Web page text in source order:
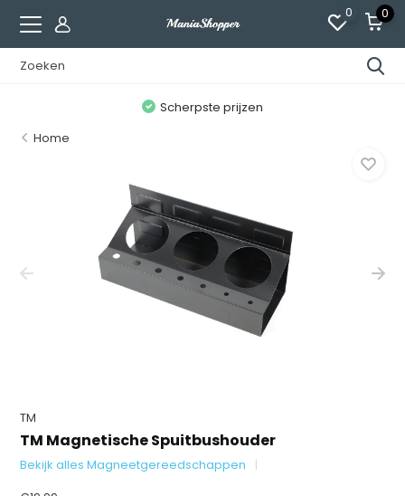
0 0
Scherpste prijzen
Home
TM
TM Magnetische Spuitbushouder
Bekijk alles Magneetgereedschappen